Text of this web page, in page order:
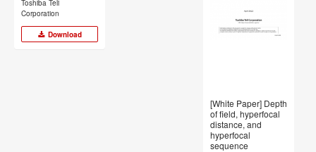
Toshiba Teli
Corporation
Download
[White Paper] Depth
of field, hyperfocal
distance, and
hyperfocal
sequence